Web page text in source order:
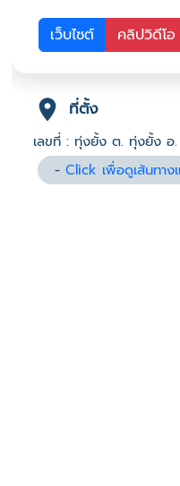
เว็บไซต์ คลิปวิดีโอ
ที่ตั้ง
เลขที่ : ทุ่งยั้ง ต. ทุ่งยั้ง
-Click เพื่อดูเส้นทา